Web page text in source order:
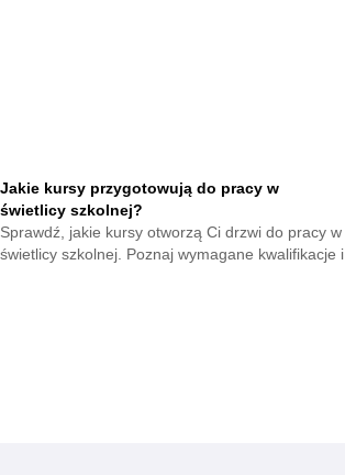
Jakie kursy przygotowują do pracy w
świetlicy szkolnej?
Sprawdź, jakie kursy otworzą Ci drzwi do pracy w
świetlicy szkolnej. Poznaj wymagane kwalifikacje i